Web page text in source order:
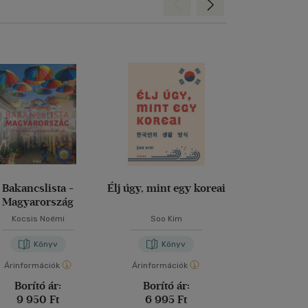
Bakancslista -
Magyarország
Kocsis Noémi
Könyv
Árinformációk
Borító ár:
9 950 Ft
Élj úgy, mint egy koreai
Soo Kim
Könyv
Árinformációk
Borító ár:
6 995 Ft
Előre